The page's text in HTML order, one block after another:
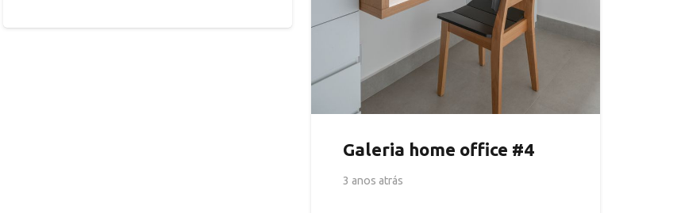
Galeria home office #4
3 anos atrás